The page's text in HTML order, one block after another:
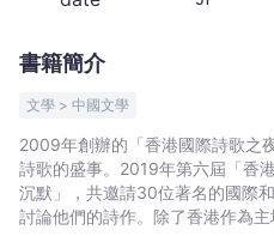
宙
｜
書籍簡介
文學 > 中國文學
2009年創辦的「香港國際詩歌之
詩歌的盛事。2019年第六屆「香
沉默」，共邀請30位著名的國際
討論他們的詩作。除了香港作為